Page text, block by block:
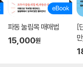
파동 눌림목 매매법
15,000원
[